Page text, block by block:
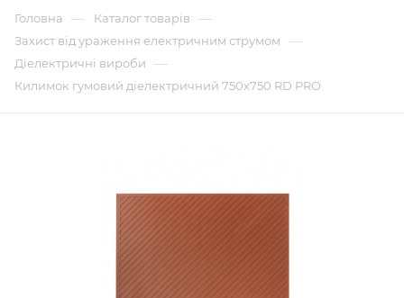
Головна — Каталог товарів —
Захист від ураження електричним струмом —
Діелектричні вироби —
Килимок гумовий діелектричний 750х750 RD PRO